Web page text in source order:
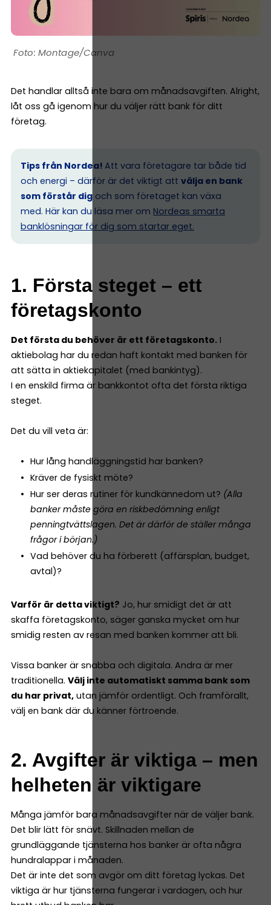
Montage/Canva
Det handlar alltså inte bara om månadsavgiften. Alright,
låt oss gå igenom hur du väljer rätt bank för ditt
företag.
Tips från Nordea! Att vara företagare tar både tid
och energi – därför är det viktigt att välja en bank
som förstår dig och som företaget kan växa
med. Här kan du läsa mer om Nordeas smarta
banklösningar för dig som startar eget.
1. Första steget – ett
företagskonto
Det första du behöver är ett företagskonto. I
aktiebolag har du redan haft kontakt med banken för
att sätta in aktiekapitalet (med bankintyg).
I en enskild firma är bankkontot ofta det första riktiga
steget.
Det du vill veta är:
Hur lång handläggningstid har banken?
Kräver de fysiskt möte?
Hur ser deras rutiner för kundkännedom ut? (Alla
banker måste göra en riskbedömning enligt
penningtvättslagen. Det är därför de ställer många
frågor i början.)
Vad behöver du ha förberett (affärsplan, budget,
avtal)?
Varför är detta viktigt? Jo, hur smidigt det är att
skaffa företagskonto, säger ganska mycket om hur
smidig resten av resan med banken kommer att bli.
Vissa banker är snabba och digitala. Andra är mer
traditionella. Välj inte automatiskt samma bank som
du har privat, utan jämför ordentligt. Och framförallt,
välj en bank där du känner förtroende.
2. Avgifter är viktiga – men
helheten är viktigare
Många jämför bara månadsavgifter när de väljer bank.
Det blir lätt för snävt. Skillnaden mellan de
grundläggande tjänsterna hos banker är ofta några
hundralappar i månaden.
Det är inte det som avgör om ditt företag lyckas. Det
viktiga är hur tjänsterna fungerar i vardagen, och hur